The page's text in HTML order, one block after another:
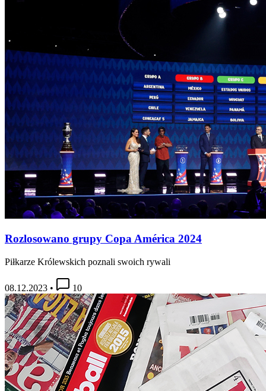
Rozlosowano grupy Copa América 2024
Piłkarze Królewskich poznali swoich rywali
08.12.2023 • 10